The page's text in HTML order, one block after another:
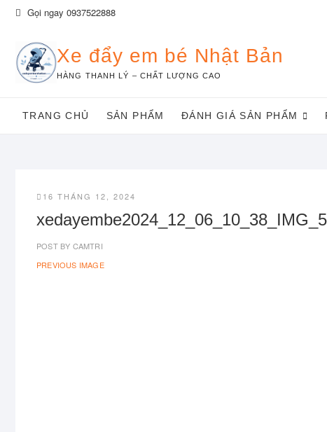
Skip
content
Gọi ngay 0937522888
Xe đẩy em bé Nhật Bản
HÀNG THANH LÝ – CHẤT LƯỢNG CAO
TRANG CHỦ SẢN PHẨM ĐÁNH GIÁ SẢN PHẨM
16 THÁNG 12, 2024
POST BY CAMTRI
PREVIOUS IMAGE